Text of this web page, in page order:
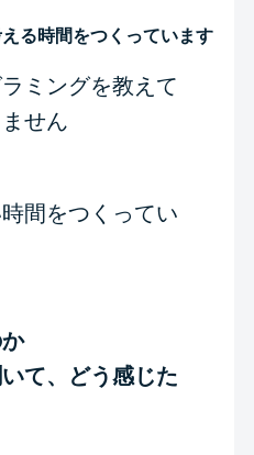
る時間をつくっています
ミングを教えて
せん
間をつくってい
て、どう感じた